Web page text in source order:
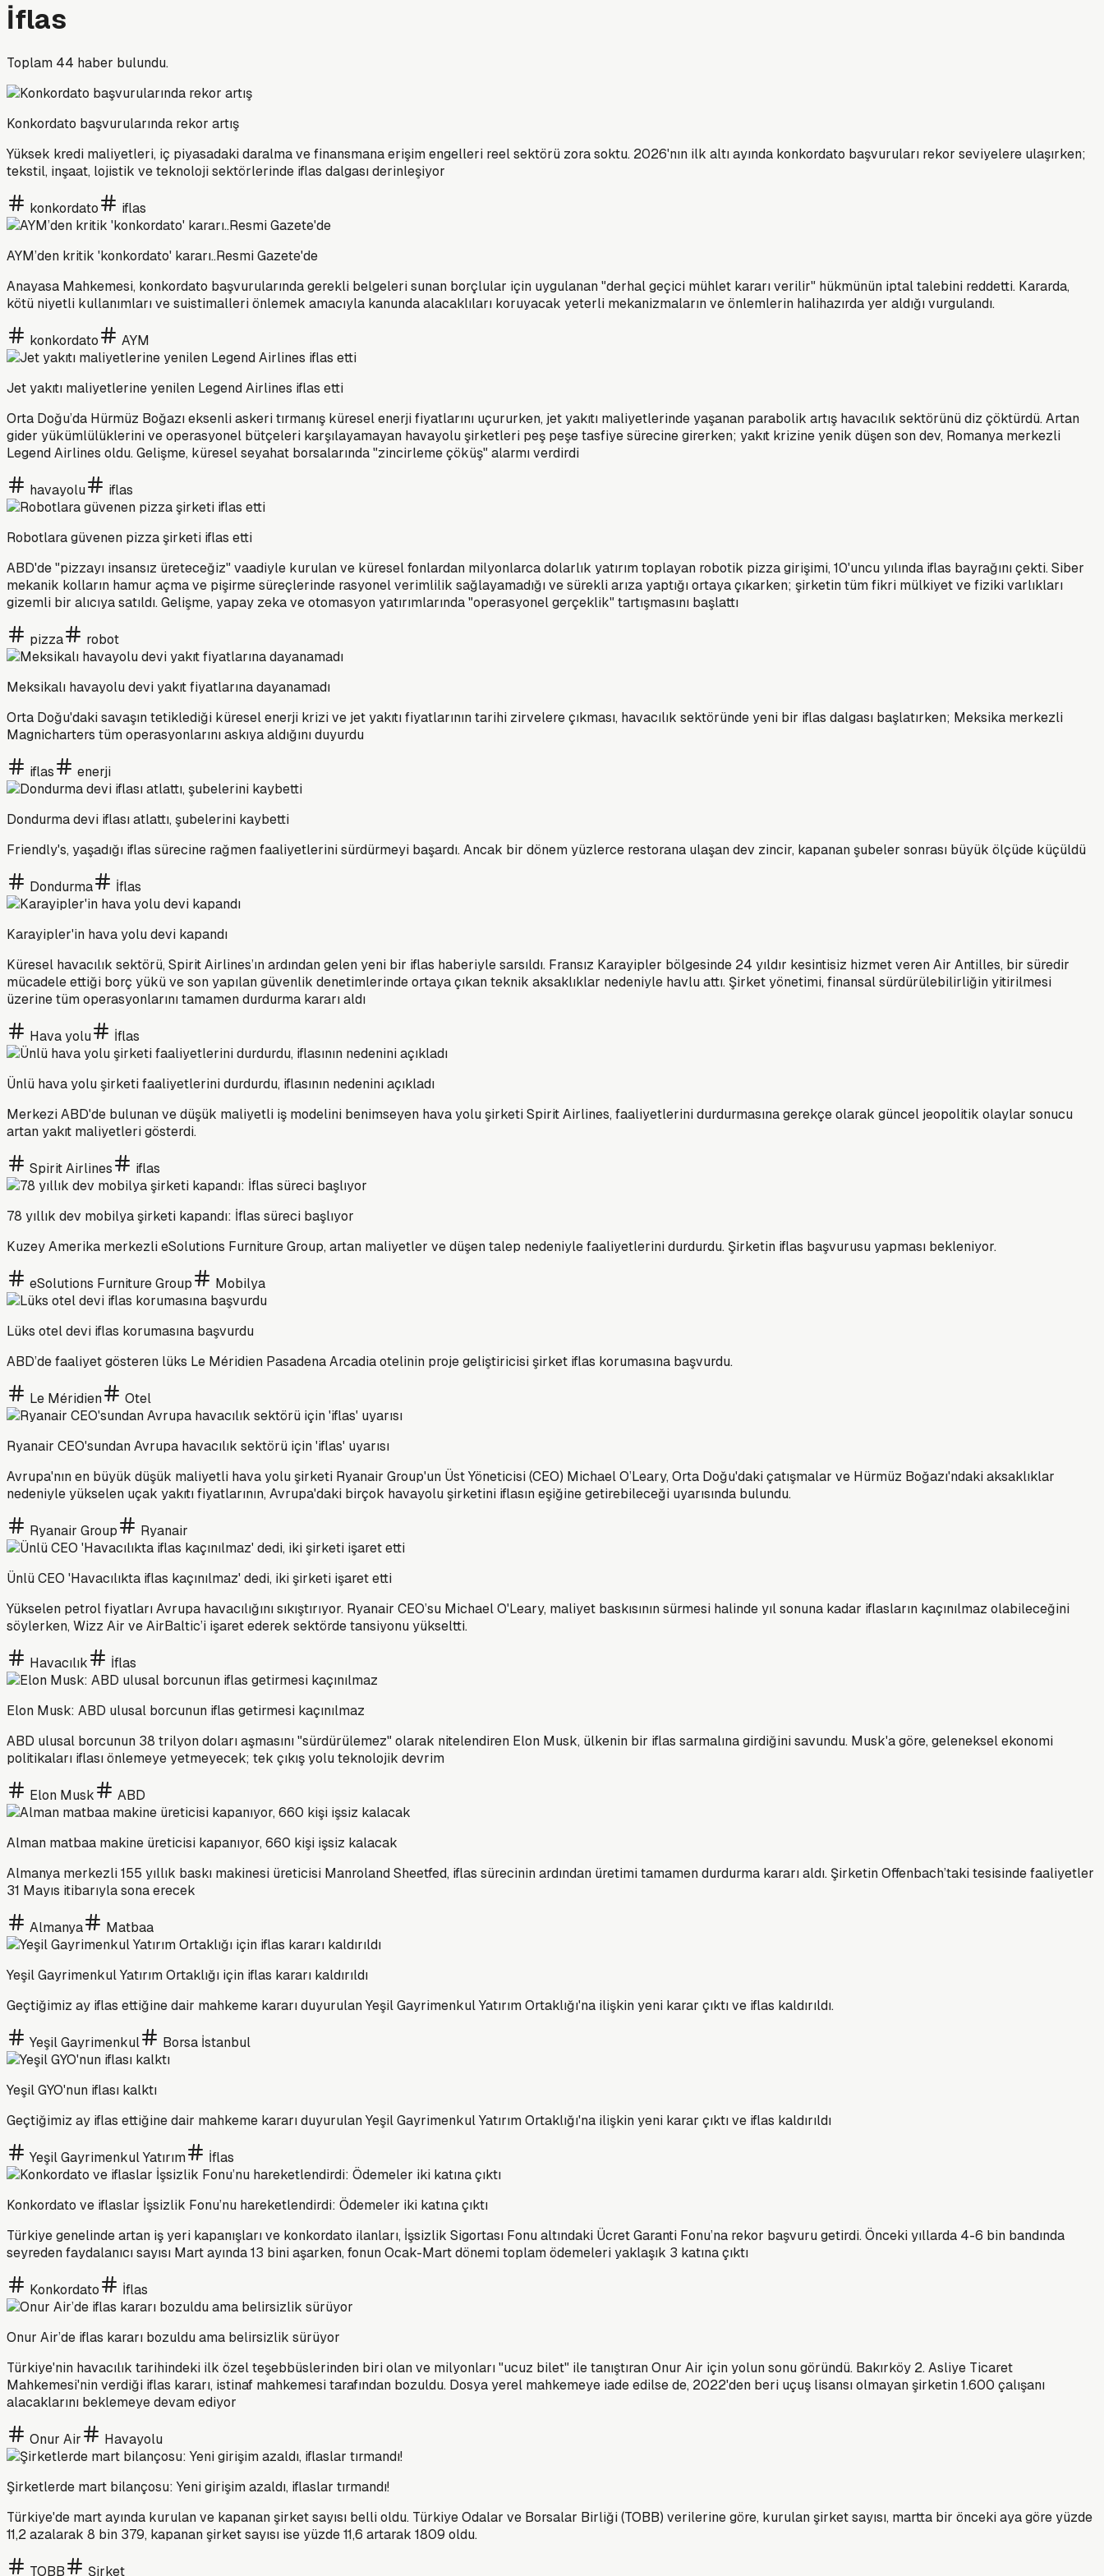
İflas
Toplam 44 haber bulundu.
Konkordato başvurularında rekor artış
Yüksek kredi maliyetleri, iç piyasadaki daralma ve finansmana erişim engelleri reel sektörü zora soktu. 2026'nın ilk altı ayında konkordato başvuruları rekor seviyelere ulaşırken;
tekstil, inşaat, lojistik ve teknoloji sektörlerinde iflas dalgası derinleşiyor
konkordato iflas
AYM’den kritik 'konkordato' kararı..Resmi Gazete'de
Anayasa Mahkemesi, konkordato başvurularında gerekli belgeleri sunan borçlular için uygulanan "derhal geçici mühlet kararı verilir" hükmünün iptal talebini reddetti. Kararda,
kötü niyetli kullanımları ve suistimalleri önlemek amacıyla kanunda alacaklıları koruyacak yeterli mekanizmaların ve önlemlerin halihazırda yer aldığı vurgulandı.
konkordato AYM
Jet yakıtı maliyetlerine yenilen Legend Airlines iflas etti
Orta Doğu’da Hürmüz Boğazı eksenli askeri tırmanış küresel enerji fiyatlarını uçururken, jet yakıtı maliyetlerinde yaşanan parabolik artış havacılık sektörünü diz çöktürdü. Artan
gider yükümlülüklerini ve operasyonel bütçeleri karşılayamayan havayolu şirketleri peş peşe tasfiye sürecine girerken; yakıt krizine yenik düşen son dev, Romanya merkezli
Legend Airlines oldu. Gelişme, küresel seyahat borsalarında "zincirleme çöküş" alarmı verdirdi
havayolu iflas
Robotlara güvenen pizza şirketi iflas etti
ABD'de "pizzayı insansız üreteceğiz" vaadiyle kurulan ve küresel fonlardan milyonlarca dolarlık yatırım toplayan robotik pizza girişimi, 10'uncu yılında iflas bayrağını çekti. Siber
mekanik kolların hamur açma ve pişirme süreçlerinde rasyonel verimlilik sağlayamadığı ve sürekli arıza yaptığı ortaya çıkarken; şirketin tüm fikri mülkiyet ve fiziki varlıkları
gizemli bir alıcıya satıldı. Gelişme, yapay zeka ve otomasyon yatırımlarında "operasyonel gerçeklik" tartışmasını başlattı
pizza robot
Meksikalı havayolu devi yakıt fiyatlarına dayanamadı
Orta Doğu'daki savaşın tetiklediği küresel enerji krizi ve jet yakıtı fiyatlarının tarihi zirvelere çıkması, havacılık sektöründe yeni bir iflas dalgası başlatırken; Meksika merkezli
Magnicharters tüm operasyonlarını askıya aldığını duyurdu
iflas enerji
Dondurma devi iflası atlattı, şubelerini kaybetti
Friendly's, yaşadığı iflas sürecine rağmen faaliyetlerini sürdürmeyi başardı. Ancak bir dönem yüzlerce restorana ulaşan dev zincir, kapanan şubeler sonrası büyük ölçüde küçüldü
Dondurma İflas
Karayipler'in hava yolu devi kapandı
Küresel havacılık sektörü, Spirit Airlines’ın ardından gelen yeni bir iflas haberiyle sarsıldı. Fransız Karayipler bölgesinde 24 yıldır kesintisiz hizmet veren Air Antilles, bir süredir
mücadele ettiği borç yükü ve son yapılan güvenlik denetimlerinde ortaya çıkan teknik aksaklıklar nedeniyle havlu attı. Şirket yönetimi, finansal sürdürülebilirliğin yitirilmesi
üzerine tüm operasyonlarını tamamen durdurma kararı aldı
Hava yolu İflas
Ünlü hava yolu şirketi faaliyetlerini durdurdu, iflasının nedenini açıkladı
Merkezi ABD'de bulunan ve düşük maliyetli iş modelini benimseyen hava yolu şirketi Spirit Airlines, faaliyetlerini durdurmasına gerekçe olarak güncel jeopolitik olaylar sonucu
artan yakıt maliyetleri gösterdi.
Spirit Airlines iflas
78 yıllık dev mobilya şirketi kapandı: İflas süreci başlıyor
Kuzey Amerika merkezli eSolutions Furniture Group, artan maliyetler ve düşen talep nedeniyle faaliyetlerini durdurdu. Şirketin iflas başvurusu yapması bekleniyor.
eSolutions Furniture Group Mobilya
Lüks otel devi iflas korumasına başvurdu
ABD’de faaliyet gösteren lüks Le Méridien Pasadena Arcadia otelinin proje geliştiricisi şirket iflas korumasına başvurdu.
Le Méridien Otel
Ryanair CEO'sundan Avrupa havacılık sektörü için 'iflas' uyarısı
Avrupa'nın en büyük düşük maliyetli hava yolu şirketi Ryanair Group'un Üst Yöneticisi (CEO) Michael O’Leary, Orta Doğu'daki çatışmalar ve Hürmüz Boğazı'ndaki aksaklıklar
nedeniyle yükselen uçak yakıtı fiyatlarının, Avrupa'daki birçok havayolu şirketini iflasın eşiğine getirebileceği uyarısında bulundu.
Ryanair Group Ryanair
Ünlü CEO 'Havacılıkta iflas kaçınılmaz' dedi, iki şirketi işaret etti
Yükselen petrol fiyatları Avrupa havacılığını sıkıştırıyor. Ryanair CEO’su Michael O'Leary, maliyet baskısının sürmesi halinde yıl sonuna kadar iflasların kaçınılmaz olabileceğini
söylerken, Wizz Air ve AirBaltic’i işaret ederek sektörde tansiyonu yükseltti.
Havacılık İflas
Elon Musk: ABD ulusal borcunun iflas getirmesi kaçınılmaz
ABD ulusal borcunun 38 trilyon doları aşmasını "sürdürülemez" olarak nitelendiren Elon Musk, ülkenin bir iflas sarmalına girdiğini savundu. Musk'a göre, geleneksel ekonomi
politikaları iflası önlemeye yetmeyecek; tek çıkış yolu teknolojik devrim
Elon Musk ABD
Alman matbaa makine üreticisi kapanıyor, 660 kişi işsiz kalacak
Almanya merkezli 155 yıllık baskı makinesi üreticisi Manroland Sheetfed, iflas sürecinin ardından üretimi tamamen durdurma kararı aldı. Şirketin Offenbach’taki tesisinde faaliyetler
31 Mayıs itibarıyla sona erecek
Almanya Matbaa
Yeşil Gayrimenkul Yatırım Ortaklığı için iflas kararı kaldırıldı
Geçtiğimiz ay iflas ettiğine dair mahkeme kararı duyurulan Yeşil Gayrimenkul Yatırım Ortaklığı'na ilişkin yeni karar çıktı ve iflas kaldırıldı.
Yeşil Gayrimenkul Borsa İstanbul
Yeşil GYO'nun iflası kalktı
Geçtiğimiz ay iflas ettiğine dair mahkeme kararı duyurulan Yeşil Gayrimenkul Yatırım Ortaklığı'na ilişkin yeni karar çıktı ve iflas kaldırıldı
Yeşil Gayrimenkul Yatırım İflas
Konkordato ve iflaslar İşsizlik Fonu’nu hareketlendirdi: Ödemeler iki katına çıktı
Türkiye genelinde artan iş yeri kapanışları ve konkordato ilanları, İşsizlik Sigortası Fonu altındaki Ücret Garanti Fonu’na rekor başvuru getirdi. Önceki yıllarda 4-6 bin bandında
seyreden faydalanıcı sayısı Mart ayında 13 bini aşarken, fonun Ocak-Mart dönemi toplam ödemeleri yaklaşık 3 katına çıktı
Konkordato İflas
Onur Air’de iflas kararı bozuldu ama belirsizlik sürüyor
Türkiye'nin havacılık tarihindeki ilk özel teşebbüslerinden biri olan ve milyonları "ucuz bilet" ile tanıştıran Onur Air için yolun sonu göründü. Bakırköy 2. Asliye Ticaret
Mahkemesi'nin verdiği iflas kararı, istinaf mahkemesi tarafından bozuldu. Dosya yerel mahkemeye iade edilse de, 2022'den beri uçuş lisansı olmayan şirketin 1.600 çalışanı
alacaklarını beklemeye devam ediyor
Onur Air Havayolu
Şirketlerde mart bilançosu: Yeni girişim azaldı, iflaslar tırmandı!
Türkiye'de mart ayında kurulan ve kapanan şirket sayısı belli oldu. Türkiye Odalar ve Borsalar Birliği (TOBB) verilerine göre, kurulan şirket sayısı, martta bir önceki aya göre yüzde
11,2 azalarak 8 bin 379, kapanan şirket sayısı ise yüzde 11,6 artarak 1809 oldu.
TOBB Şirket